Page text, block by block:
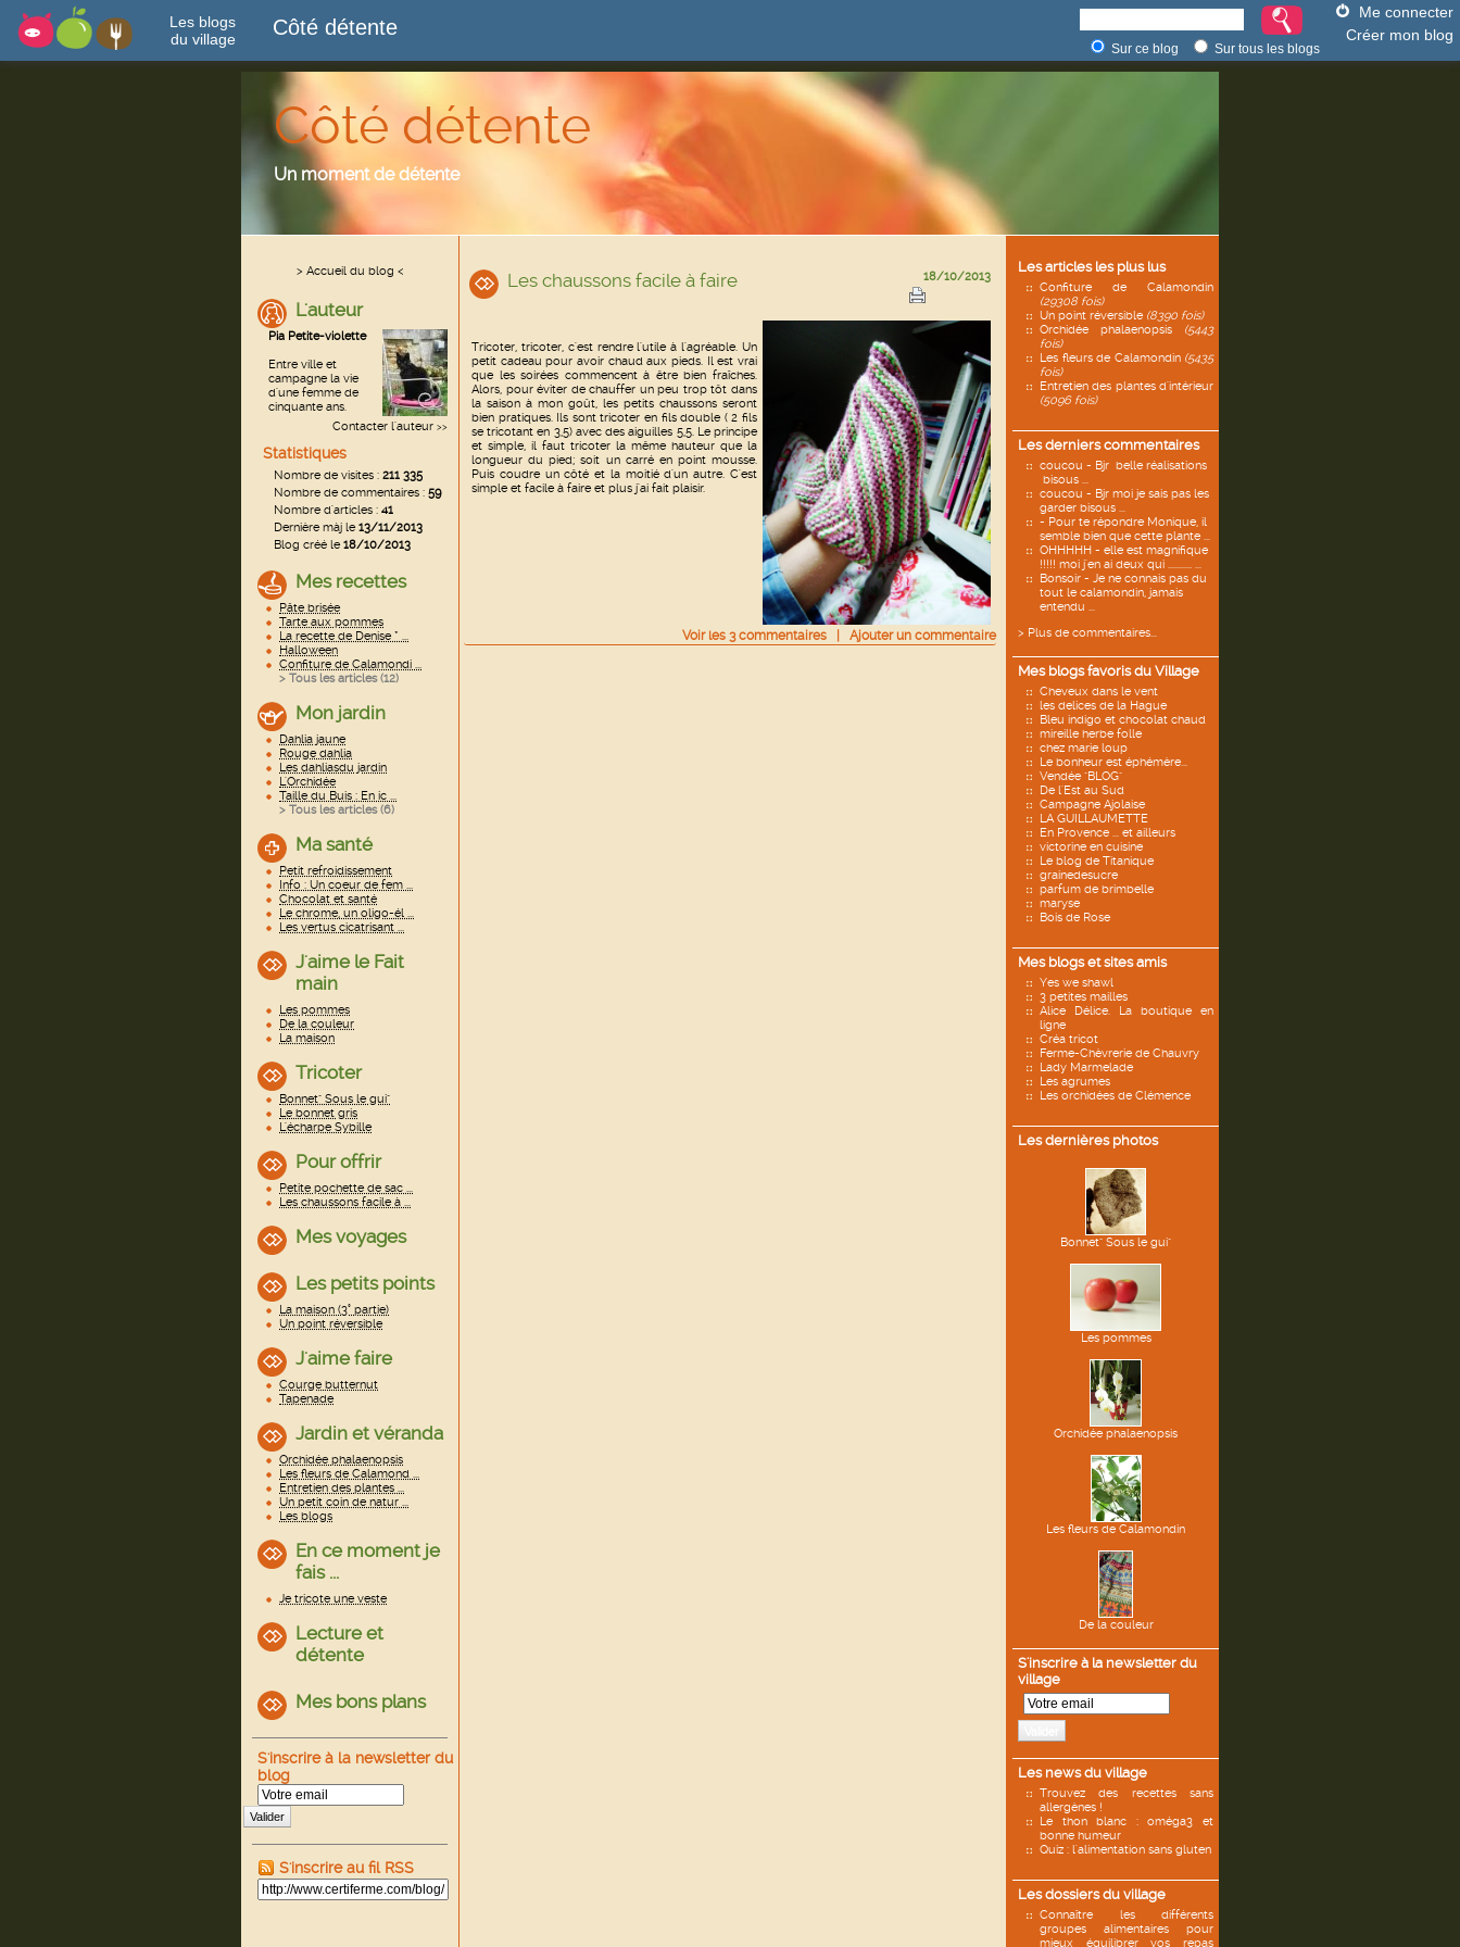
Les blogs
du village
Côté détente
Me connecter
Créer mon blog
Sur ce blog Sur tous les blogs
Côté détente
Un moment de détente
Les articles les plus lus
Confiture de Calamondin
(29308 fois)
Un point réversible (8390 fois)
Orchidée phalaenopsis (5443
fois)
Les fleurs de Calamondin (5435
fois)
Entretien des plantes d'intérieur
(5096 fois)
Les derniers commentaires
coucou - Bjr belle réalisations
bisous ...
coucou - Bjr moi je sais pas les
garder bisous ...
- Pour te répondre Monique, il
semble bien que cette plante ...
OHHHHH - elle est magnifique
!!!!! moi j'en ai deux qui ........... ...
Bonsoir - Je ne connais pas du
tout le calamondin, jamais
entendu ...
> Plus de commentaires...
Mes blogs favoris du Village
Cheveux dans le vent
les delices de la Hague
Bleu indigo et chocolat chaud
mireille herbe folle
chez marie loup
Le bonheur est éphémère...
Vendée "BLOG"
De l'Est au Sud
Campagne Ajolaise
LA GUILLAUMETTE
En Provence ... et ailleurs
victorine en cuisine
Le blog de Titanique
grainedesucre
parfum de brimbelle
maryse
Bois de Rose
Mes blogs et sites amis
Yes we shawl
3 petites mailles
Alice Délice. La boutique en
ligne
Créa tricot
Ferme-Chèvrerie de Chauvry
Lady Marmelade
Les agrumes
Les orchidées de Clémence
Les dernières photos
Bonnet" Sous le gui"
Les pommes
Orchidée phalaenopsis
Les fleurs de Calamondin
De la couleur
S'inscrire à la newsletter du
village
Les news du village
Trouvez des recettes sans
allergènes !
Le thon blanc : oméga3 et
bonne humeur
Quiz : l'alimentation sans gluten
Les dossiers du village
Connaître les différents
groupes alimentaires pour
mieux équilibrer vos repas
> Accueil du blog <
L'auteur
Pia Petite-violette
Entre ville et
campagne la vie
d'une femme de
cinquante ans.
Contacter l'auteur >>
Statistiques
Nombre de visites : 211 335
Nombre de commentaires : 59
Nombre d'articles : 41
Dernière màj le13/11/2013
Blog créé le18/10/2013
Mes recettes
Pâte brisée
Tarte aux pommes
La recette de Denise * ...
Halloween
Confiture de Calamondi ...
> Tous les articles (12)
Mon jardin
Dahlia jaune
Rouge dahlia
Les dahliasdu jardin
L'Orchidée
Taille du Buis : En ic ...
> Tous les articles (6)
Ma santé
Petit refroidissement
Info : Un coeur de fem ...
Chocolat et santé
Le chrome, un oligo-él ...
Les vertus cicatrisant ...
J'aime le Fait
main
Les pommes
De la couleur
La maison
Tricoter
Bonnet" Sous le gui"
Le bonnet gris
L'écharpe Sybille
Pour offrir
Petite pochette de sac ...
Les chaussons facile à ...
Mes voyages
Les petits points
La maison (3° partie)
Un point réversible
J'aime faire
Courge butternut
Tapenade
Jardin et véranda
Orchidée phalaenopsis
Les fleurs de Calamond ...
Entretien des plantes ...
Un petit coin de natur ...
Les blogs
En ce moment je
fais ...
Je tricote une veste
Lecture et
détente
Mes bons plans
S'inscrire à la newsletter du
blog
Valider
S'inscrire au fil RSS
Les chaussons facile à faire 18/10/2013
Tricoter, tricoter, c'est rendre l'utile à l'agréable. Un
petit cadeau pour avoir chaud aux pieds. Il est vrai
que les soirées commencent à être bien fraîches.
Alors, pour éviter de chauffer un peu trop tôt dans
la saison à mon goût, les petits chaussons seront
bien pratiques. Ils sont tricoter en fils double ( 2 fils
se tricotant en 3,5) avec des aiguilles 5,5. Le principe
et simple, il faut tricoter la même hauteur que la
longueur du pied; soit un carré en point mousse.
Puis coudre un côté et la moitié d'un autre. C'est
simple et facile à faire et plus j'ai fait plaisir.
Voir les 3commentaires Ajouter un commentaire